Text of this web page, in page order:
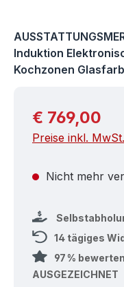
Induktion
Kochzonen
Regulärer Preis:
€ 769,00
Preise inkl.
Nicht mehr
14 tägiges
97 %
AUSGEZEICHNET